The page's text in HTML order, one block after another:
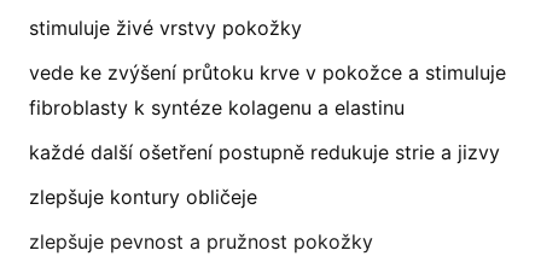
stimuluje živé vrstvy pokožky
vede ke zvýšení průtoku krve v pokožce a stimuluje
fibroblasty k syntéze kolagenu a elastinu
každé další ošetření postupně redukuje strie a jizvy
zlepšuje kontury obličeje
zlepšuje pevnost a pružnost pokožky